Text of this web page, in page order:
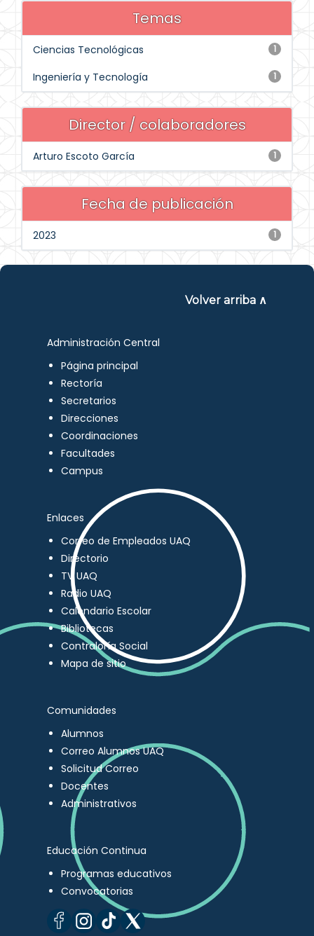
Temas
1
Ciencias Tecnológicas
1
Ingeniería y Tecnología
Director / colaboradores
1
Arturo Escoto García
Fecha de publicación
1
2023
Volver arriba ∧
Administración Central
Página principal
Rectoría
Secretarios
Direcciones
Coordinaciones
Facultades
Campus
Enlaces
Correo de Empleados UAQ
Directorio
TV UAQ
Radio UAQ
Calendario Escolar
Bibliotecas
Contraloría Social
Mapa de sitio
Comunidades
Alumnos
Correo Alumnos UAQ
Solicitud Correo
Docentes
Administrativos
Educación Continua
Programas educativos
Convocatorias